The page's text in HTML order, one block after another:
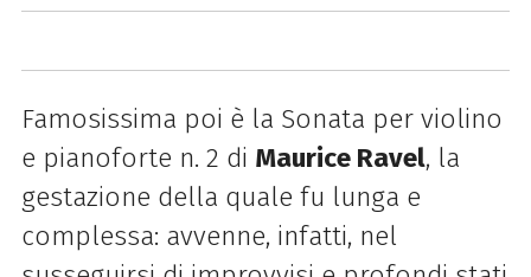
Famosissima poi è la Sonata per violino
e pianoforte n. 2 di Maurice Ravel, la
gestazione della quale fu lunga e
complessa: avvenne, infatti, nel